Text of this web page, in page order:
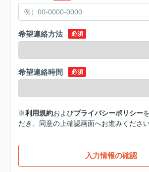
希望連絡方法 必須
希望連絡時間 必須
※利用規約およびプライバシーポリシー
だき、同意の上確認画面へお進みください
入力情報の確認